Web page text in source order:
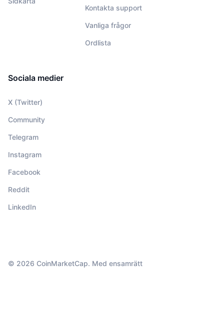
Kontakta support
Vanliga frågor
Ordlista
Sociala medier
X (Twitter)
Community
Telegram
Instagram
Facebook
Reddit
LinkedIn
© 2026 CoinMarketCap. Med ensamrätt